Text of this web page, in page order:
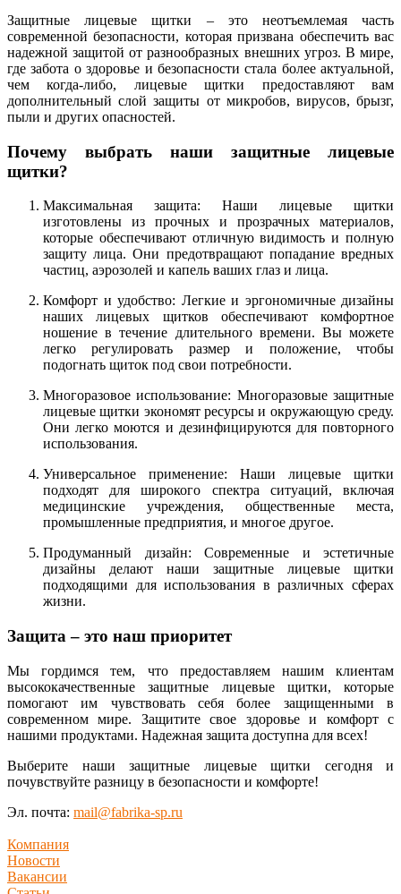
Защитные лицевые щитки – это неотъемлемая часть
современной безопасности, которая призвана обеспечить вас
надежной защитой от разнообразных внешних угроз. В мире,
где забота о здоровье и безопасности стала более актуальной,
чем когда-либо, лицевые щитки предоставляют вам
дополнительный слой защиты от микробов, вирусов, брызг,
пыли и других опасностей.
Почему выбрать наши защитные лицевые
щитки?
Максимальная защита: Наши лицевые щитки
изготовлены из прочных и прозрачных материалов,
которые обеспечивают отличную видимость и полную
защиту лица. Они предотвращают попадание вредных
частиц, аэрозолей и капель ваших глаз и лица.
Комфорт и удобство: Легкие и эргономичные дизайны
наших лицевых щитков обеспечивают комфортное
ношение в течение длительного времени. Вы можете
легко регулировать размер и положение, чтобы
подогнать щиток под свои потребности.
Многоразовое использование: Многоразовые защитные
лицевые щитки экономят ресурсы и окружающую среду.
Они легко моются и дезинфицируются для повторного
использования.
Универсальное применение: Наши лицевые щитки
подходят для широкого спектра ситуаций, включая
медицинские учреждения, общественные места,
промышленные предприятия, и многое другое.
Продуманный дизайн: Современные и эстетичные
дизайны делают наши защитные лицевые щитки
подходящими для использования в различных сферах
жизни.
Защита – это наш приоритет
Мы гордимся тем, что предоставляем нашим клиентам
высококачественные защитные лицевые щитки, которые
помогают им чувствовать себя более защищенными в
современном мире. Защитите свое здоровье и комфорт с
нашими продуктами. Надежная защита доступна для всех!
Выберите наши защитные лицевые щитки сегодня и
почувствуйте разницу в безопасности и комфорте!
Эл. почта: mail@fabrika-sp.ru
Компания
Новости
Вакансии